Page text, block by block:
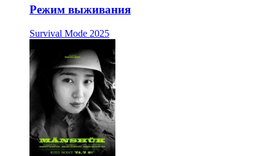
Режим выживания
Survival Mode 2025